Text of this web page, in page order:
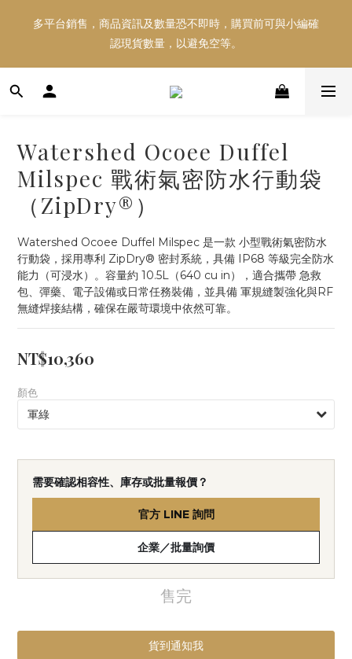
多平台銷售，商品資訊及數量恐不即時，購買前可與小編確
認現貨數量，以避免空等。
多平台銷售，商品資訊及數量恐不即時，購買前可與小編確
認現貨數量，以避免空等。
好東西跟好朋友分享～推薦好友一同享100元購物金！！！
多平台銷售，商品資訊及數量恐不即時，購買前可與小編確
認現貨數量，以避免空等。
Watershed Ocoee Duffel
Milspec 戰術氣密防水行動袋
（ZipDry®）
Watershed Ocoee Duffel Milspec 是一款 小型戰術氣密防水
行動袋，採用專利 ZipDry® 密封系統，具備 IP68 等級完全防水
能力（可浸水）。容量約 10.5L（640 cu in），適合攜帶 急救
包、彈藥、電子設備或日常任務裝備，並具備 軍規縫製強化與RF
無縫焊接結構，確保在嚴苛環境中依然可靠。
NT$10,360
顏色
需要確認相容性、庫存或批量報價？
官方 LINE 詢問
企業／批量詢價
售完
貨到通知我